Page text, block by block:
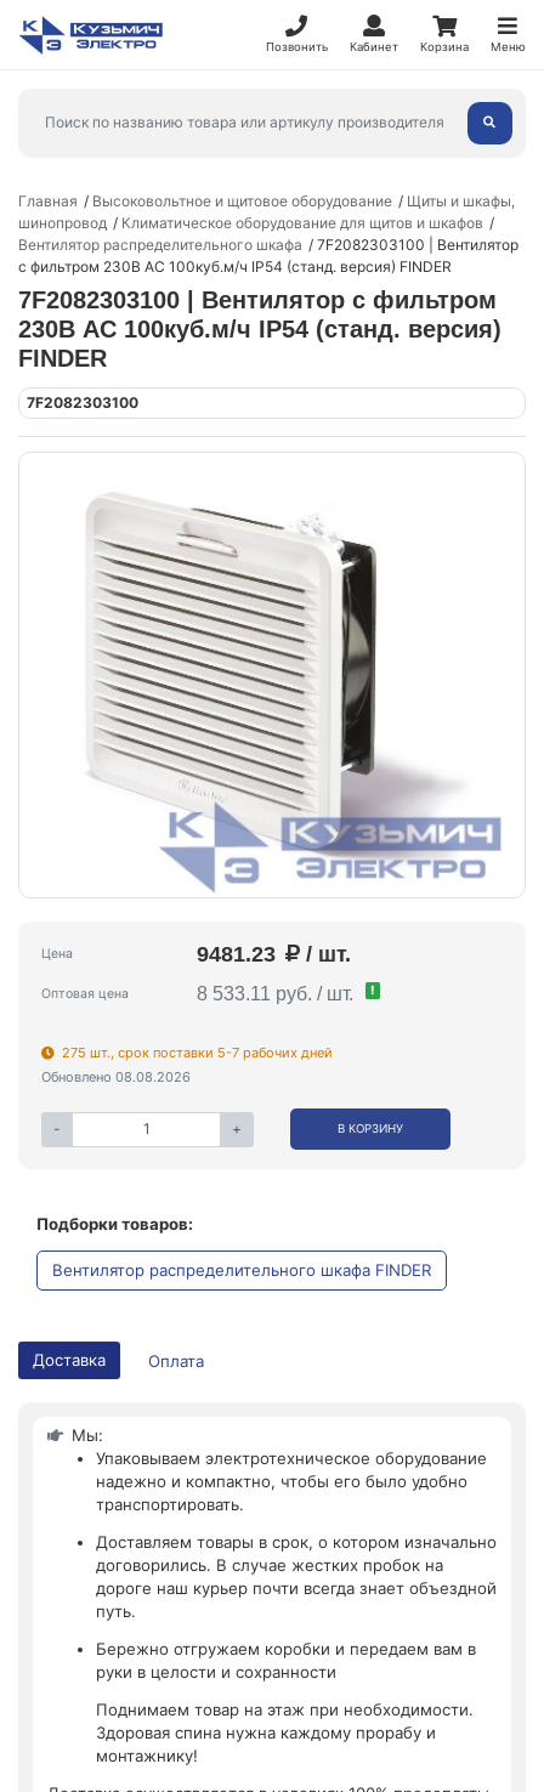
Позвонить Кабинет Корзина Меню
Главная Высоковольтное и щитовое оборудование
Щиты и шкафы,
шинопровод
Климатическое оборудование для щитов и шкафов
Вентилятор распределительного шкафа
7F2082303100 | Вентилятор
с фильтром 230В AC 100куб.м/ч IP54 (станд. версия) FINDER
7F2082303100 | Вентилятор с фильтром
230В AC 100куб.м/ч IP54 (станд. версия)
FINDER
7F2082303100
Цена 9481.23 / шт.
Оптовая цена 8 533.11 руб. / шт. !
275 шт., срок поставки 5-7 рабочих дней
Обновлено 08.08.2026
- + В КОРЗИНУ
Подборки товаров:
Вентилятор распределительного шкафа FINDER
Доставка Оплата
Мы:
Упаковываем электротехническое оборудование
надежно и компактно, чтобы его было удобно
транспортировать.
Доставляем товары в срок, о котором изначально
договорились. В случае жестких пробок на
дороге наш курьер почти всегда знает объездной
путь.
Бережно отгружаем коробки и передаем вам в
руки в целости и сохранности
Поднимаем товар на этаж при необходимости.
Здоровая спина нужна каждому прорабу и
монтажнику!